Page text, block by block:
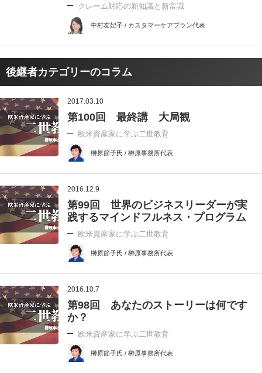
クレーム対応の新知識と新常識
中村友妃子 / カスタマーケアプラン代表
後継者カテゴリーのコラム
2017.03.10
第100回 最終講 大局観
欧米資産家に学ぶ二世教育
榊原節子氏 / 榊原事務所代表
2016.12.9
第99回 世界のビジネスリーダーが実
践するマインドフルネス・プログラム
欧米資産家に学ぶ二世教育
榊原節子氏 / 榊原事務所代表
2016.10.7
第98回 あなたのストーリーは何です
か？
欧米資産家に学ぶ二世教育
榊原節子氏 / 榊原事務所代表